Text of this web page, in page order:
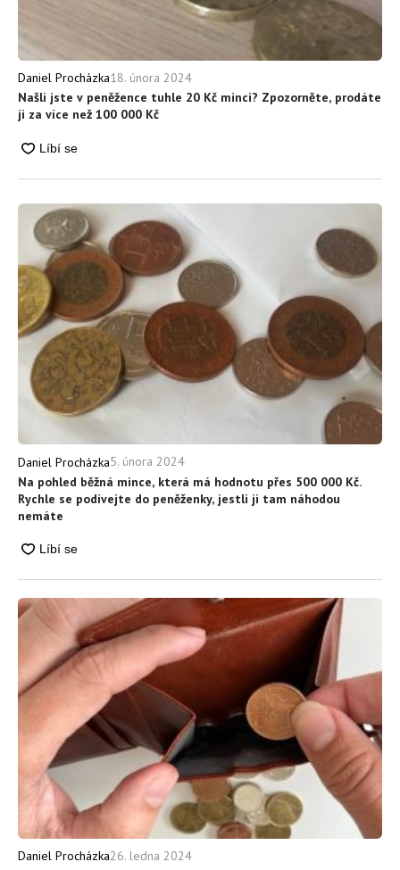
Daniel Procházka18. února 2024
Našli jste v peněžence tuhle 20 Kč minci? Zpozorněte, prodáte
ji za více než 100 000 Kč
Daniel Procházka5. února 2024
Na pohled běžná mince, která má hodnotu přes 500 000 Kč.
Rychle se podívejte do peněženky, jestli ji tam náhodou
nemáte
Daniel Procházka26. ledna 2024